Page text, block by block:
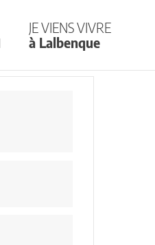
Je viens vivre
à Lalbenque